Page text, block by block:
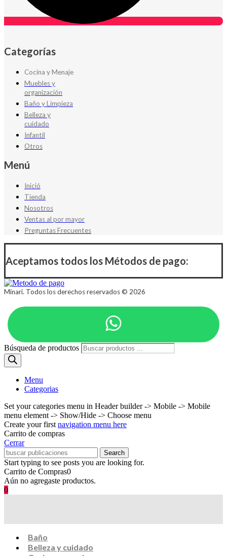
Categorías
Cocina y Menaje
Muebles y
organización
Baño y Limpieza
Belleza y
cuidado
Infantil
Otros
Menú
Inició
Tienda
Nosotros
Ventas al por mayor
Preguntas Frecuentes
Aceptamos todos los Métodos de pago:
Minari. Todos los derechos reservados © 2026
Búsqueda de productos
Menu
Categorias
Set your categories menu in Header builder -> Mobile -> Mobile
menu element -> Show/Hide -> Choose menu
Create your first navigation menu here
Carrito de compras
Cerrar
Search
Start typing to see posts you are looking for.
Carrito de Compras0
Aún no agregaste productos.
0
Baño
Belleza y cuidado